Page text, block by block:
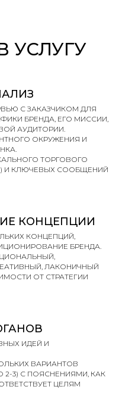
УСЛУГУ
С ЗАКАЗЧИКОМ ДЛЯ
БРЕНДА, ЕГО МИССИИ,
АУДИТОРИИ.
ОКРУЖЕНИЯ И
ТОРГОВОГО
И КЛЮЧЕВЫХ СООБЩЕНИЙ
КОНЦЕПЦИИ
КОНЦЕПЦИЙ,
БРЕНДА.
ЛАКОНИЧНЫЙ
ОТ СТРАТЕГИИ
ИДЕЙ И
ВАРИАНТОВ
3) С ПОЯСНЕНИЯМИ, КАК
ЦЕЛЯМ